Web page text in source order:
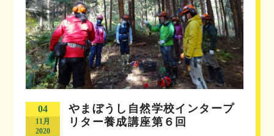
04
11月
2020
やまぼうし自然学校インタープ
リター養成講座第６回